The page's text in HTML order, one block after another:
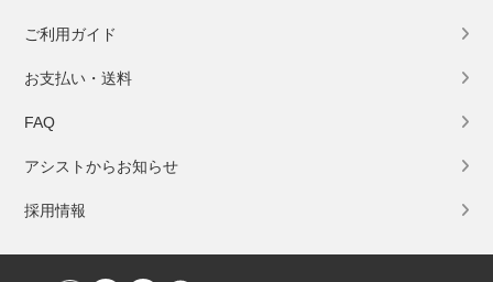
ご利用ガイド
お支払い・送料
FAQ
アシストからお知らせ
採用情報